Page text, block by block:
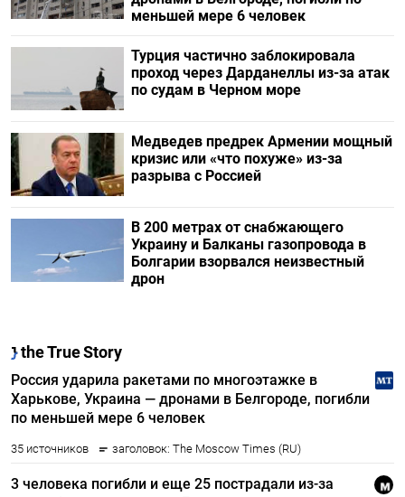
меньшей мере 6 человек
Турция частично заблокировала
проход через Дарданеллы из-за атак
по судам в Черном море
Медведев предрек Армении мощный
кризис или «что похуже» из-за
разрыва с Россией
В 200 метрах от снабжающего
Украину и Балканы газопровода в
Болгарии взорвался неизвестный
дрон